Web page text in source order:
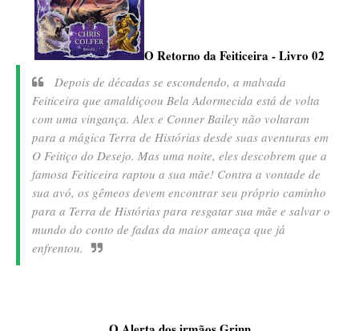
O Retorno da Feiticeira - Livro 02
Depois de décadas se escondendo, a malvada
Feiticeira que amaldiçoou Bela Adormecida está de volta
com uma vingança. Alex e Conner Bailey não voltaram
para a mágica Terra de Histórias desde suas aventuras em
O Feitiço do Desejo. Mas uma noite, eles descobrem que a
famosa Feiticeira raptou a sua mãe! Contra a vontade de
sua avó, os gêmeos devem encontrar seu próprio caminho
para a Terra de Histórias para resgatar sua mãe e salvar o
mundo do conto de fadas da maior ameaça que já
enfrentou.